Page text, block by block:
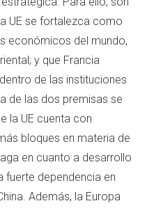
UE se fortalezca como
económicos del mundo,
y que Francia
de las instituciones
de las dos premisas se
la UE cuenta con
bloques en materia de
en cuanto a desarrollo
fuerte dependencia en
Además, la Europa